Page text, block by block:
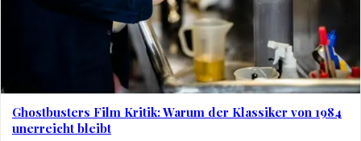
Ghostbusters Film Kritik: Warum der Klassiker von 1984
unerreicht bleibt